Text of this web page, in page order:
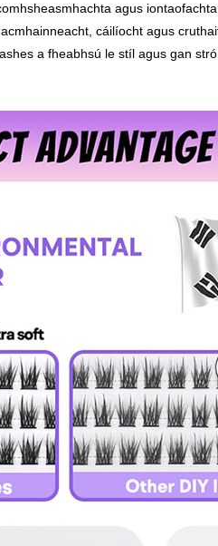
agus
cáilíocht agus
a fheabhsú le stíl agus gan